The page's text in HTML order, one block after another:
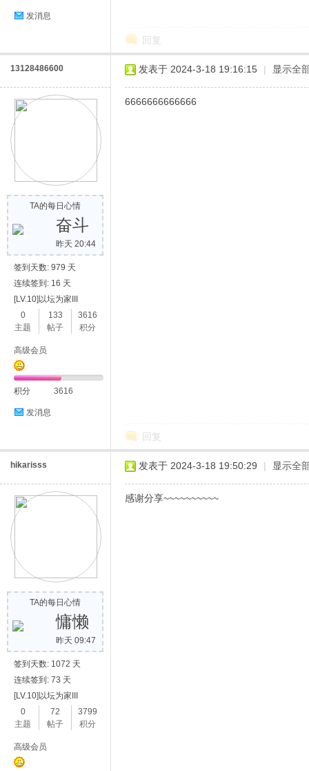
发消息
回复
13128486600
TA的每日心情
奋斗
昨天 20:44
签到天数: 979 天
连续签到: 16 天
[LV.10]以坛为家III
0
主题
133
帖子
3616
积分
高级会员
积分 3616
发消息
发表于 2024-3-18 19:16:15 | 显示全
6666666666666
回复
hikarisss
TA的每日心情
慵懒
昨天 09:47
签到天数: 1072 天
连续签到: 73 天
[LV.10]以坛为家III
0
主题
72
帖子
3799
积分
高级会员
发表于 2024-3-18 19:50:29 | 显示全
感谢分享~~~~~~~~~~